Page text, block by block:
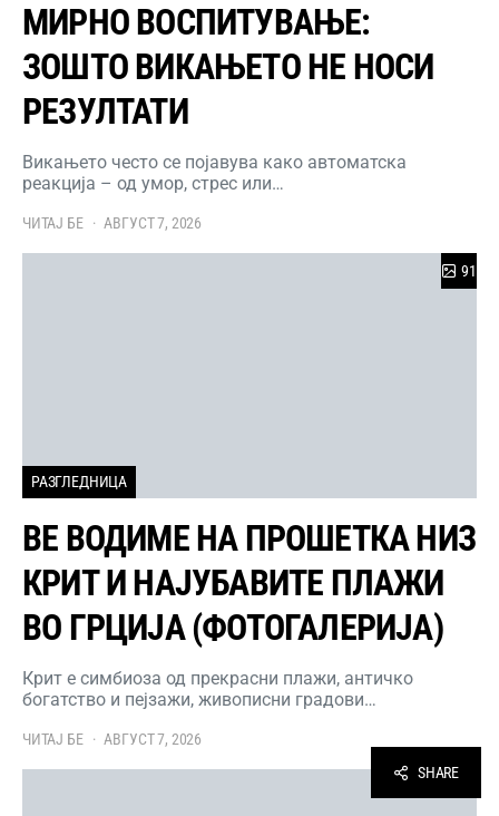
МИРНО ВОСПИТУВАЊЕ:
ЗОШТО ВИКАЊЕТО НЕ НОСИ
РЕЗУЛТАТИ
Викањето често се појавува како автоматска
реакција – од умор, стрес или…
ЧИТАЈ БЕ АВГУСТ 7, 2026
РАЗГЛЕДНИЦА
91
ВЕ ВОДИМЕ НА ПРОШЕТКА НИЗ
КРИТ И НАЈУБАВИТЕ ПЛАЖИ
ВО ГРЦИЈА (ФОТОГАЛЕРИЈА)
Крит е симбиоза од прекрасни плажи, античко
богатство и пејзажи, живописни градови…
ЧИТАЈ БЕ
АВГУСТ 7, 2026
SHARE